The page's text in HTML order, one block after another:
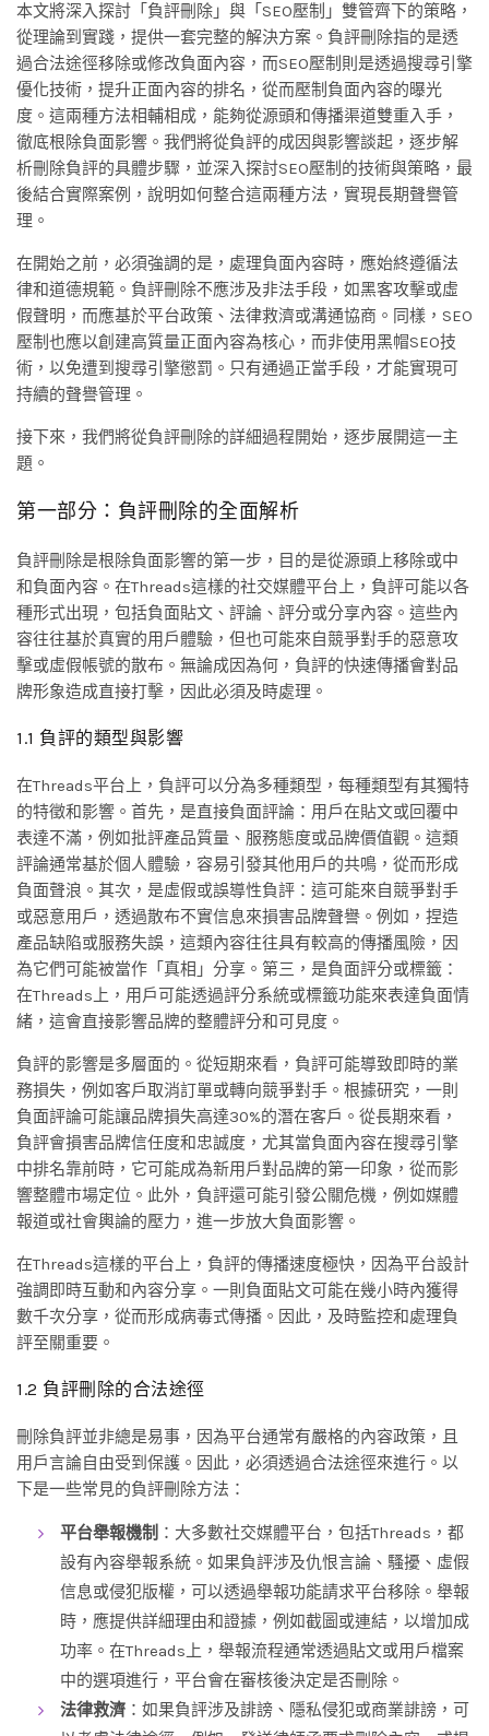
本文將深入探討「負評刪除」與「SEO壓制」雙管齊下的策略，
從理論到實踐，提供一套完整的解決方案。負評刪除指的是透
過合法途徑移除或修改負面內容，而SEO壓制則是透過搜尋引擎
優化技術，提升正面內容的排名，從而壓制負面內容的曝光
度。這兩種方法相輔相成，能夠從源頭和傳播渠道雙重入手，
徹底根除負面影響。我們將從負評的成因與影響談起，逐步解
析刪除負評的具體步驟，並深入探討SEO壓制的技術與策略，最
後結合實際案例，說明如何整合這兩種方法，實現長期聲譽管
理。
在開始之前，必須強調的是，處理負面內容時，應始終遵循法
律和道德規範。負評刪除不應涉及非法手段，如黑客攻擊或虛
假聲明，而應基於平台政策、法律救濟或溝通協商。同樣，SEO
壓制也應以創建高質量正面內容為核心，而非使用黑帽SEO技
術，以免遭到搜尋引擎懲罰。只有通過正當手段，才能實現可
持續的聲譽管理。
接下來，我們將從負評刪除的詳細過程開始，逐步展開這一主
題。
第一部分：負評刪除的全面解析
負評刪除是根除負面影響的第一步，目的是從源頭上移除或中
和負面內容。在Threads這樣的社交媒體平台上，負評可能以各
種形式出現，包括負面貼文、評論、評分或分享內容。這些內
容往往基於真實的用戶體驗，但也可能來自競爭對手的惡意攻
擊或虛假帳號的散布。無論成因為何，負評的快速傳播會對品
牌形象造成直接打擊，因此必須及時處理。
1.1 負評的類型與影響
在Threads平台上，負評可以分為多種類型，每種類型有其獨特
的特徵和影響。首先，是直接負面評論：用戶在貼文或回覆中
表達不滿，例如批評產品質量、服務態度或品牌價值觀。這類
評論通常基於個人體驗，容易引發其他用戶的共鳴，從而形成
負面聲浪。其次，是虛假或誤導性負評：這可能來自競爭對手
或惡意用戶，透過散布不實信息來損害品牌聲譽。例如，捏造
產品缺陷或服務失誤，這類內容往往具有較高的傳播風險，因
為它們可能被當作「真相」分享。第三，是負面評分或標籤：
在Threads上，用戶可能透過評分系統或標籤功能來表達負面情
緒，這會直接影響品牌的整體評分和可見度。
負評的影響是多層面的。從短期來看，負評可能導致即時的業
務損失，例如客戶取消訂單或轉向競爭對手。根據研究，一則
負面評論可能讓品牌損失高達30%的潛在客戶。從長期來看，
負評會損害品牌信任度和忠誠度，尤其當負面內容在搜尋引擎
中排名靠前時，它可能成為新用戶對品牌的第一印象，從而影
響整體市場定位。此外，負評還可能引發公關危機，例如媒體
報道或社會輿論的壓力，進一步放大負面影響。
在Threads這樣的平台上，負評的傳播速度極快，因為平台設計
強調即時互動和內容分享。一則負面貼文可能在幾小時內獲得
數千次分享，從而形成病毒式傳播。因此，及時監控和處理負
評至關重要。
1.2 負評刪除的合法途徑
刪除負評並非總是易事，因為平台通常有嚴格的內容政策，且
用戶言論自由受到保護。因此，必須透過合法途徑來進行。以
下是一些常見的負評刪除方法：
平台舉報機制 ：大多數社交媒體平台，包括Threads，都
設有內容舉報系統。如果負評涉及仇恨言論、騷擾、虛假
信息或侵犯版權，可以透過舉報功能請求平台移除。舉報
時，應提供詳細理由和證據，例如截圖或連結，以增加成
功率。在Threads上，舉報流程通常透過貼文或用戶檔案
中的選項進行，平台會在審核後決定是否刪除。
法律救濟 ：如果負評涉及誹謗、隱私侵犯或商業誹謗，可